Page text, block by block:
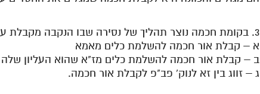
3. בקומת חכמה נוצר תהליך של נסירה שבו הנקבה מקבלת עצמאות ויכולה לבוא בזווג פב"פ עם הז"א וזה נעשה בג' שלבים:
א – קבלת אור חכמה להשלמת כלים מאמא
ב – קבלת אור חכמה להשלמת כלים מז"א שהוא העליון שלה
ג – זווג בין זא לנוק' פב"פ לקבלת אור חכמה.